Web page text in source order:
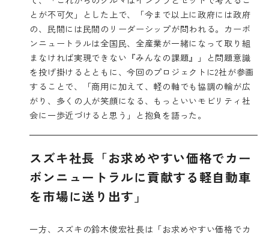
とが不可欠」とした上で、「今まで以上に政府には政府
の、民間には民間のリーダーシップが問われる。カーボ
ンニュートラルは全国民、全産業が一緒になって取り組
まなければ実現できない『みんなの課題』」と問題意識
を投げ掛けるとともに、今回のプロジェクトに2社が参画
することで、「商用に加えて、軽の軸でも協調の輪が広
がり、多くの人が笑顔になる、もっといいモビリティ社
会に一歩近づけると思う」と抱負を語った。
スズキ社長「お求めやすい価格でカー
ボンニュートラルに貢献する軽自動車
を市場に送り出す」
一方、スズキの鈴木俊宏社長は「お求めやすい価格でカ